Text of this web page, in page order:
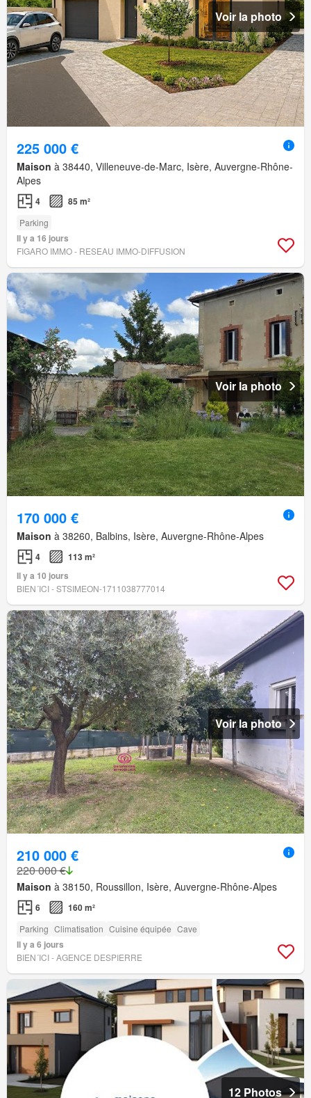
Voir la photo
225 000 €
Maison à 38440, Villeneuve-de-Marc, Isère, Auvergne-Rhône-
Alpes
4 85 m²
Parking
Il y a 16 jours
FIGARO IMMO - RESEAU IMMO-DIFFUSION
Voir la photo
170 000 €
Maison à 38260, Balbins, Isère, Auvergne-Rhône-Alpes
4
113 m²
Il y a 10 jours
BIEN´ICI - STSIMEON-1711038777014
Voir la photo
210 000 €
220 000 €
Maison à 38150, Roussillon, Isère, Auvergne-Rhône-Alpes
6 160 m²
Parking Climatisation Cuisine équipée Cave
Il y a 6 jours
BIEN´ICI - AGENCE DESPIERRE
12 Photos